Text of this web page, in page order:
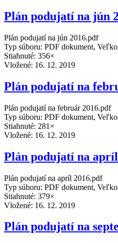
Plán podujatí na jún
Plán podujatí na jún 2016.pdf
Typ súboru: PDF dokument,
Stiahnuté: 356×
Vložené: 16. 12. 2019
Plán podujatí na
Plán podujatí na február 2016.pdf
Typ súboru: PDF dokument,
Stiahnuté: 281×
Vložené: 16. 12. 2019
Plán podujatí na
Plán podujatí na apríl 2016.pdf
Typ súboru: PDF dokument,
Stiahnuté: 379×
Vložené: 16. 12. 2019
Plán podujatí na